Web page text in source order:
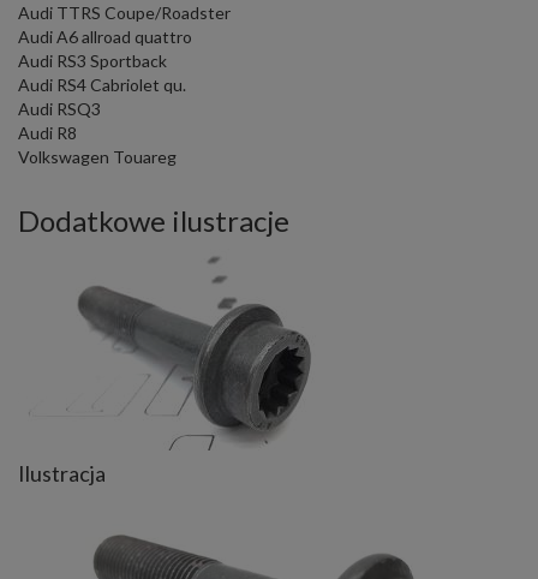
Audi TTRS Coupe/Roadster
Audi A6 allroad quattro
Audi RS3 Sportback
Audi RS4 Cabriolet qu.
Audi RSQ3
Audi R8
Volkswagen Touareg
Dodatkowe ilustracje
Ilustracja